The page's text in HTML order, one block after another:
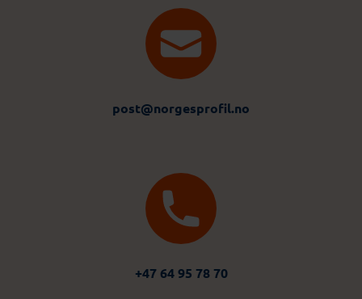
post@norgesprofil.no
+47 64 95 78 70